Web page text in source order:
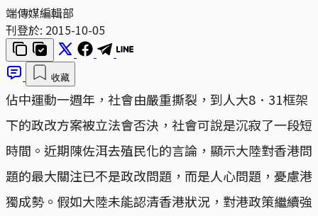
端傳媒編輯部
刊登於: 2015-10-05
收藏
佔中運動一週年，社會由嚴重撕裂，到人大8．31框架
下的政改方案被立法會否決，社會可說是沉寂了一段短
時間。近期陳佐洱去殖民化的言論，顯示大陸對香港問
題的最大關注已不是政改問題，而是人心問題，憂慮港
獨成勢。假如大陸未能認清香港狀況，對港政策繼續強